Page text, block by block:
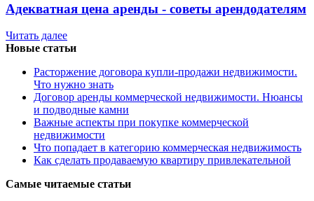
Адекватная цена аренды - советы арендодателям
Читать далее
Новые статьи
Расторжение договора купли-продажи недвижимости.
Что нужно знать
Договор аренды коммерческой недвижимости. Нюансы
и подводные камни
Важные аспекты при покупке коммерческой
недвижимости
Что попадает в категорию коммерческая недвижимость
Как сделать продаваемую квартиру привлекательной
Самые читаемые статьи